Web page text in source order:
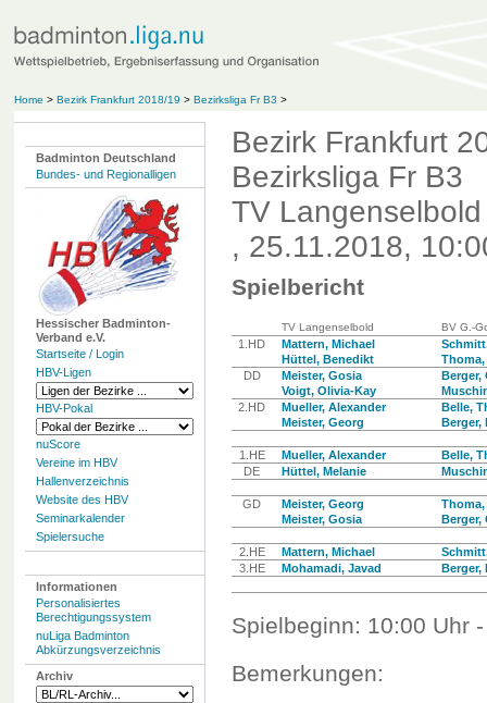
Home > Bezirk Frankfurt 2018/19 > Bezirksliga Fr B3 >
Badminton Deutschland
Bundes- und Regionalligen
Hessischer Badminton-
Verband e.V.
Startseite / Login
HBV-Ligen
HBV-Pokal
nuScore
Vereine im HBV
Hallenverzeichnis
Website des HBV
Seminarkalender
Spielersuche
Informationen
Personalisiertes
Berechtigungssystem
nuLiga Badminton
Abkürzungsverzeichnis
Archiv
Bezirk Frankfurt
Bezirksliga Fr B3
TV
, 25.11.2018,
Spielbericht
TV Langenselbold BV G.-
1.HD
Mattern, Michael
Hüttel, Benedikt
Thoma,
DD
Meister, Gosia
Voigt, Olivia-Kay
Berger,
2.HD
Mueller, Alexander
Meister, Georg
Belle,
Berger,
1.HE Mueller, Alexander
Belle,
DE
Hüttel, Melanie
GD
Meister, Georg
Meister, Gosia
Thoma,
Berger,
2.HE Mattern, Michael
3.HE
Mohamadi, Javad Berger,
Spielbeginn: 10:00 Uhr
Bemerkungen: